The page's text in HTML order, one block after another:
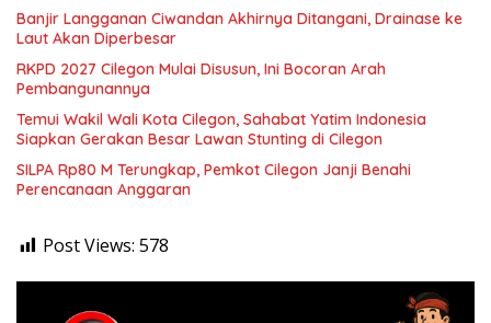
Banjir Langganan Ciwandan Akhirnya Ditangani, Drainase ke
Laut Akan Diperbesar
RKPD 2027 Cilegon Mulai Disusun, Ini Bocoran Arah
Pembangunannya
Temui Wakil Wali Kota Cilegon, Sahabat Yatim Indonesia
Siapkan Gerakan Besar Lawan Stunting di Cilegon
SILPA Rp80 M Terungkap, Pemkot Cilegon Janji Benahi
Perencanaan Anggaran
Post Views: 578